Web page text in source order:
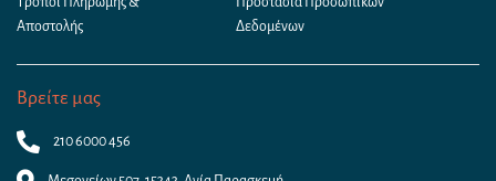
Αποστολής
Δεδομένων
Βρείτε μας
210 6000 456